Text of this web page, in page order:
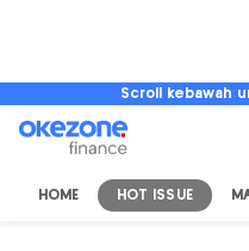
Scroll kebawah
HOME HOT ISSUE